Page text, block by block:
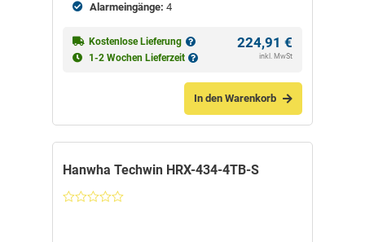
Alarmeingänge: 4
Kostenlose Lieferung
1-2 Wochen Lieferzeit
224,91 €
inkl. MwSt
In den Warenkorb
Hanwha Techwin HRX-434-4TB-S